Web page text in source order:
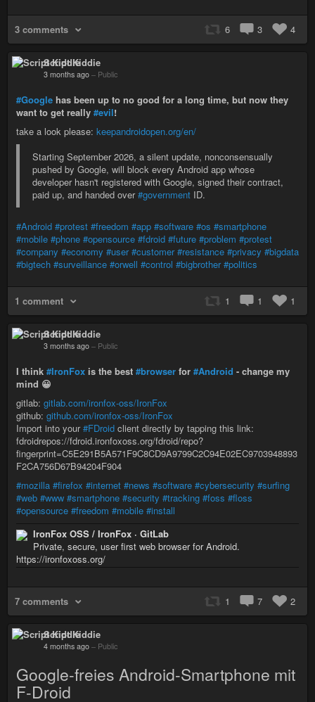
3 comments 6 3 4
Script Kiddie
3 months ago – Public
#Google has been up to no good for a long time, but now they
want to get really #evil!
take a look please: keepandroidopen.org/en/
Starting September 2026, a silent update, nonconsensually
pushed by Google, will block every Android app whose
developer hasn't registered with Google, signed their contract,
paid up, and handed over#government ID.
#Android #protest #freedom #app #software #os #smartphone
#mobile #phone #opensource #fdroid #future #problem #protest
#company #economy #user #customer #resistance #privacy #bigdata
#bigtech #surveillance #orwell #control #bigbrother #politics
1 comment 1 1 1
Script Kiddie
3 months ago – Public
I think #IronFox is the best #browser for #Android - change my
mind 😀
gitlab: gitlab.com/ironfox-oss/IronFox
github: github.com/ironfox-oss/IronFox
Import into your#FDroid client directly by tapping this link:
fdroidrepos://fdroid.ironfoxoss.org/fdroid/repo?
fingerprint=C5E291B5A571F9C8CD9A9799C2C94E02EC9703948893
F2CA756D67B94204F904
#mozilla #firefox #internet #news #software #cybersecurity #surfing
#web #www #smartphone #security #tracking #foss #floss
#opensource #freedom #mobile #install
IronFox OSS / IronFox · GitLab
Private, secure, user first web browser for Android.
https://ironfoxoss.org/
7 comments 1 7 2
Script Kiddie
4 months ago – Public
Google-freies Android-Smartphone mit
F-Droid